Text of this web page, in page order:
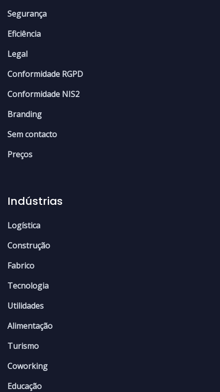
Segurança
Eficiência
Legal
Conformidade RGPD
Conformidade NIS2
Branding
Sem contacto
Preços
Indústrias
Logística
Construção
Fabrico
Tecnologia
Utilidades
Alimentação
Turismo
Coworking
Educação